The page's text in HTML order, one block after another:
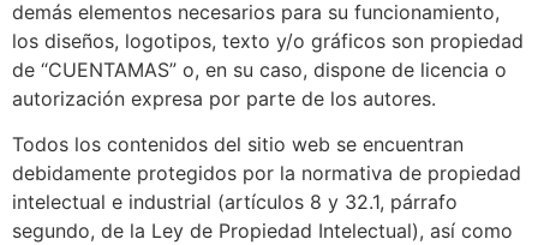
demás elementos necesarios para su funcionamiento,
los diseños, logotipos, texto y/o gráficos son propiedad
de “CUENTAMAS” o, en su caso, dispone de licencia o
autorización expresa por parte de los autores.
Todos los contenidos del sitio web se encuentran
debidamente protegidos por la normativa de propiedad
intelectual e industrial (artículos 8 y 32.1, párrafo
segundo, de la Ley de Propiedad Intelectual), así como